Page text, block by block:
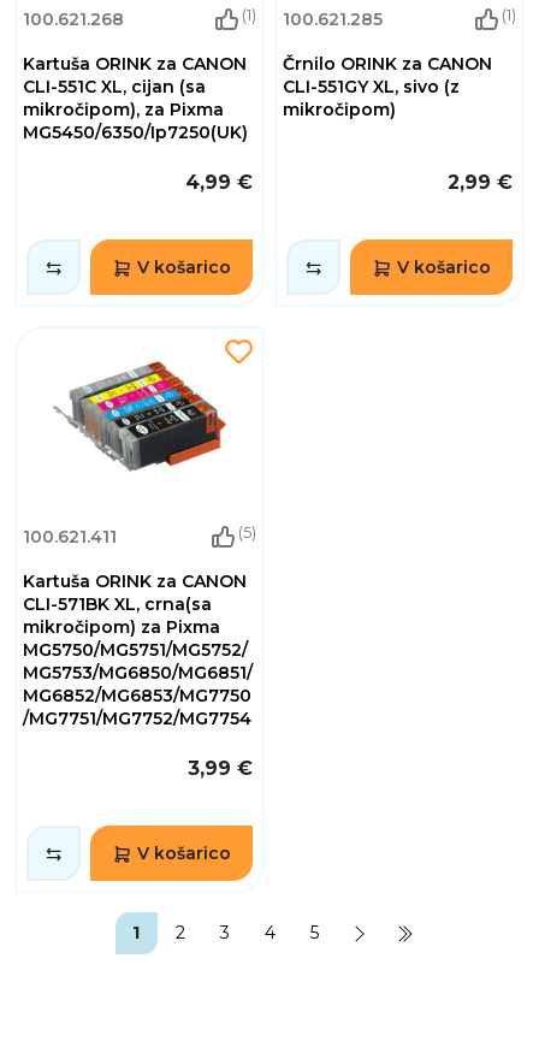
100.621.268 (1)
Kartuša ORINK za CANON
CLI-551C XL, cijan (sa
mikročipom), za Pixma
MG5450/6350/Ip7250(UK)
4,99 €
V košarico
100.621.285 (1)
Črnilo ORINK za CANON
CLI-551GY XL, sivo (z
mikročipom)
2,99 €
V košarico
100.621.411 (5)
Kartuša ORINK za CANON
CLI-571BK XL, crna(sa
mikročipom) za Pixma
MG5750/MG5751/MG5752/
MG5753/MG6850/MG6851/
MG6852/MG6853/MG7750
/MG7751/MG7752/MG7754
3,99 €
V košarico
1 2 3 4 5